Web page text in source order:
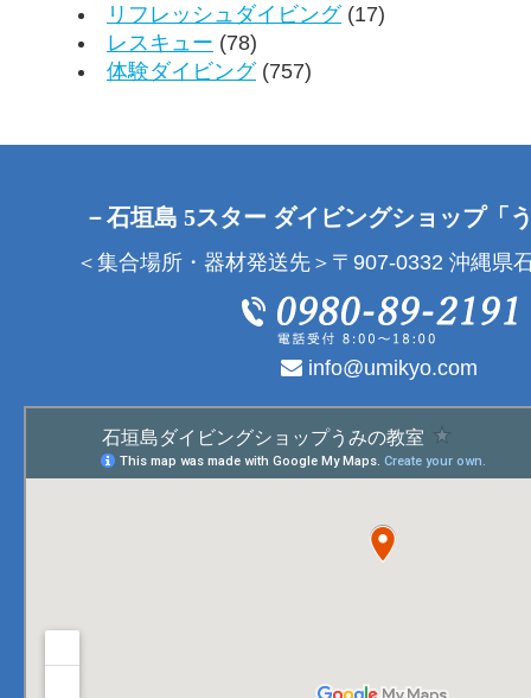
リフレッシュダイビング(17)
レスキュー (78)
体験ダイビング(757)
－石垣島 5スター ダイビングショップ「
＜集合場所・器材発送先＞〒907-0332 沖縄県
info@umikyo.com